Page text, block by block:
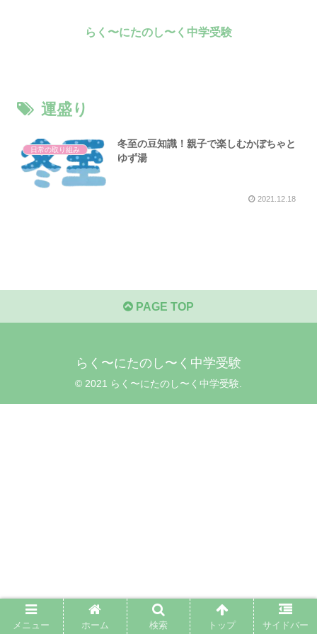
らく〜にたのし〜く中学受験
運盛り
日常の取り組み
冬至の豆知識！親子で楽しむかぼちゃと
ゆず湯
2021.12.18
PAGE TOP
らく〜にたのし〜く中学受験
© 2021 らく〜にたのし〜く中学受験.
メニュー ホーム 検索 トップ サイドバー